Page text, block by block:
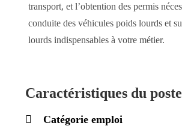
transport, et l’obtention des permis
conduite des véhicules poids lourds et
lourds indispensables à votre métier.
Caractéristiques du poste
Catégorie emploi